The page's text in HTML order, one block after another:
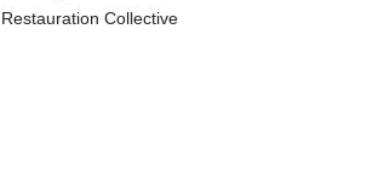
Restauration Collective